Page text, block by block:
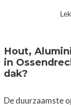
Hout,
in
dak?
De duurzaamste